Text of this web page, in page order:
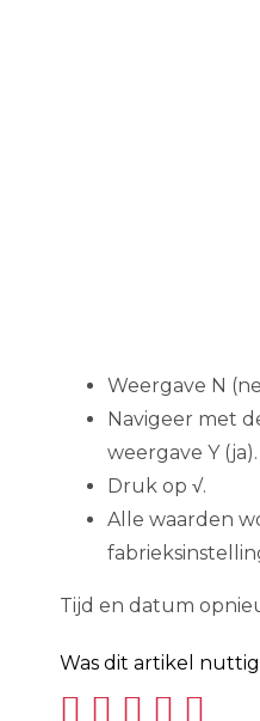
Weergave N
Navigeer met
weergave Y (ja).
Druk op √.
Alle waarden
Tijd en datum
Was dit artikel